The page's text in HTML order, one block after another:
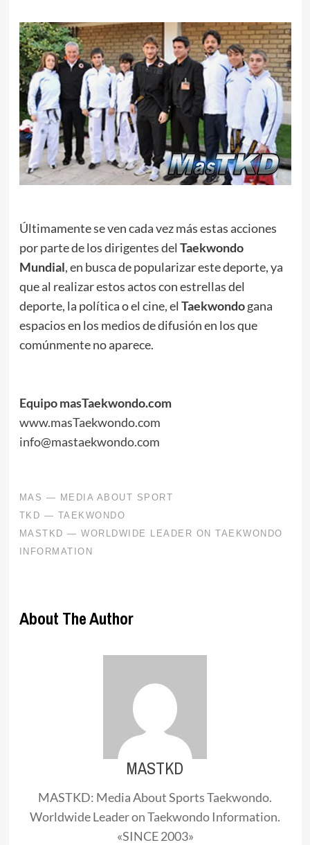
Últimamente se ven cada vez más estas acciones
por parte de los dirigentes del Taekwondo
Mundial, en busca de popularizar este deporte, ya
que al realizar estos actos con estrellas del
deporte, la política o el cine, el Taekwondogana
espacios en los medios de difusión en los que
comúnmente no aparece.
Equipo masTaekwondo.com
www.masTaekwondo.com
info@mastaekwondo.com
About The Author
MASTKD
MASTKD: Media About Sports Taekwondo.
Worldwide Leader on Taekwondo Information.
«SINCE 2003»